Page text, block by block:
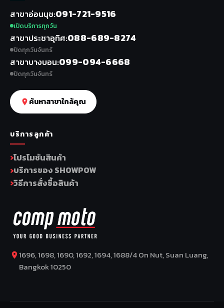
สาขาอ่อนนุช 091-721-9516
เปิดบริการทุกวัน
สาขาประชาอุทิศ 088-689-8274
ปิดทุกวันจันทร์
สาขาบางบอน 099-094-6668
ปิดทุกวันจันทร์
ค้นหาสาขาใกล้คุณ
บริการลูกค้า
โปรโมชันสินค้า
บริการของ SHOWPOW
วิธีการสั่งซื้อสินค้า
1696, 1698, 1690, 1692, 1694, 1688/4 On Nut, Suan Luang,
Bangkok 10250